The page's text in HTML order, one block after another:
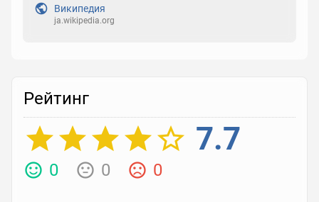
Википедия
ja.wikipedia.org
Рейтинг
7.7
0 0 0